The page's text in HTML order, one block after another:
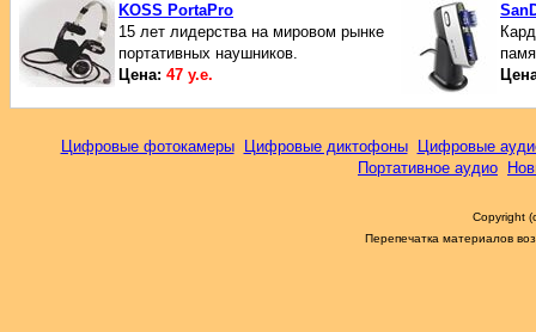
KOSS PortaPro
15 лет лидерства на мировом рынке
портативных наушников.
Цена: 47 у.е.
Цифровые фотокамеры Цифровые диктофоны
Цифровые
Портативное аудио
Copyright
Перепечатка материалов